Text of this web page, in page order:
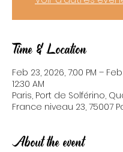
Time & Location
Feb 23, 2026, 7:00 PM –
12:30 AM
Paris, Port de Solférino,
France niveau 23, 75007
About the event